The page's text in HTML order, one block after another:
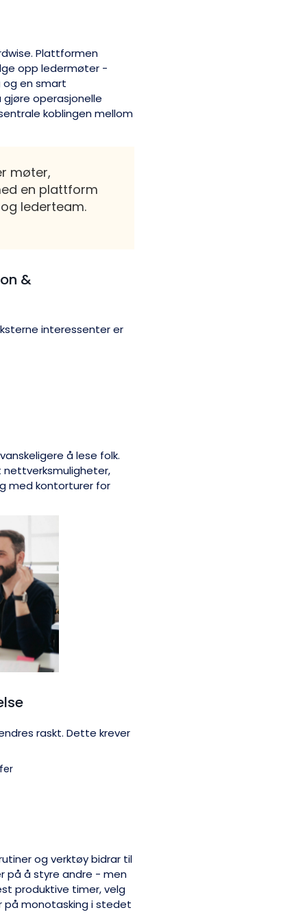
Plattformen
opp ledermøter -
og en smart
gjøre operasjonelle
koblingen mellom
møter,
en plattform
lederteam.
&
interessenter er
å lese folk.
nettverksmuligheter,
med kontorturer for
raskt. Dette krever
og verktøy bidrar til
på å styre andre - men
produktive timer, velg
på monotasking i stedet